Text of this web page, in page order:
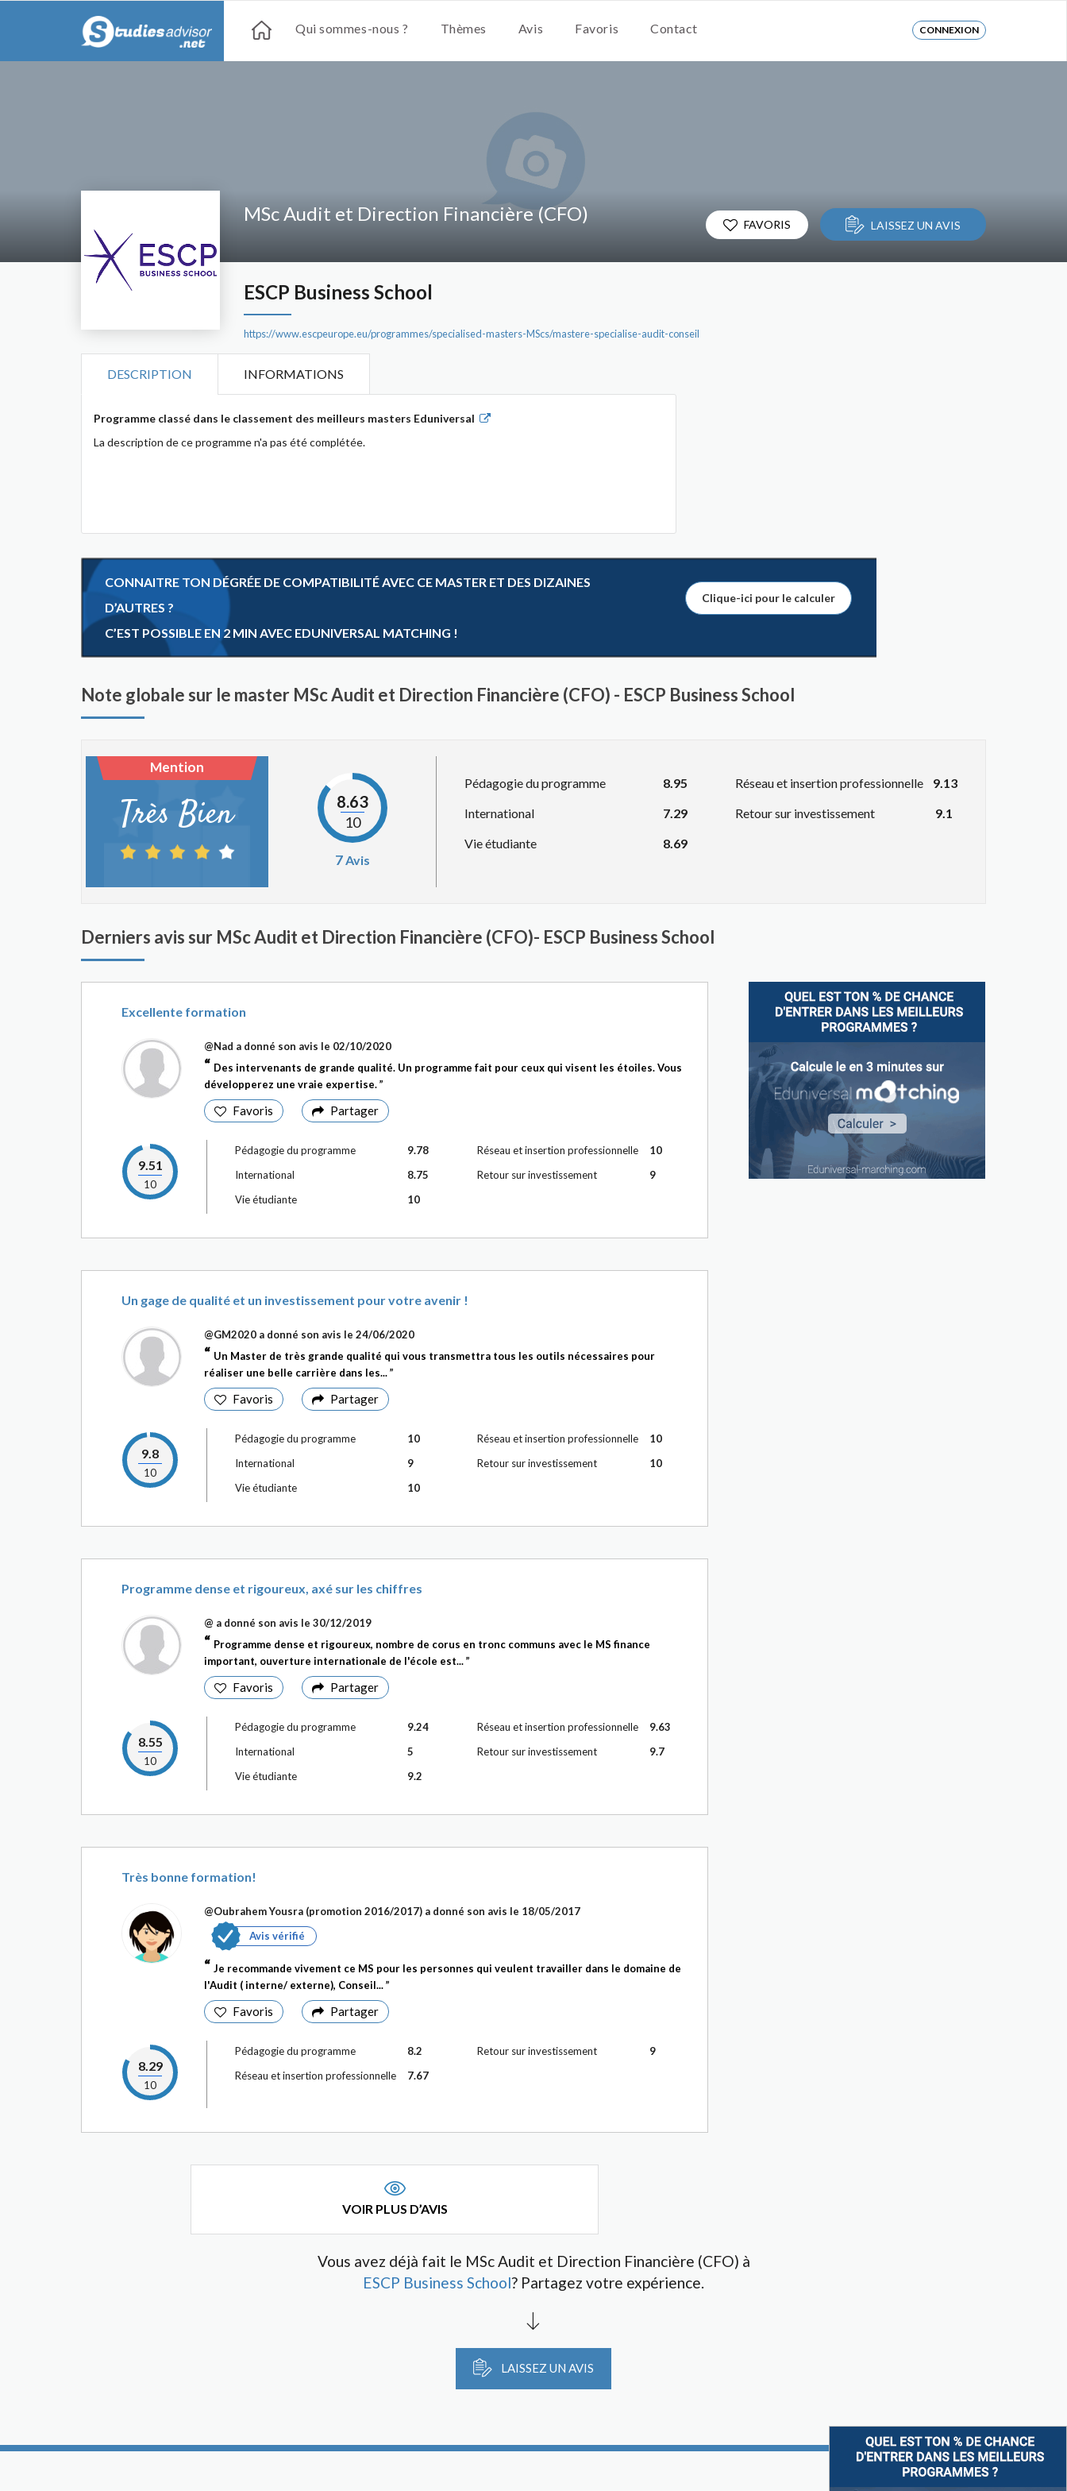
Qui sommes-nous ? Thèmes Avis Favoris Contact CONNEXION
MSc Audit et Direction Financière (CFO)
ESCP Business School
https://www.escpeurope.eu/programmes/specialised-masters-MScs/mastere-specialise-audit-conseil
FAVORIS LAISSEZ UN AVIS
DESCRIPTION INFORMATIONS
Programme classé dans le classement des meilleurs masters Eduniversal
La description de ce programme n'a pas été complétée.
CONNAITRE TON DÉGRÉE DE COMPATIBILITÉ AVEC CE MASTER ET DES DIZAINES
D’AUTRES ?
C’EST POSSIBLE EN 2 MIN AVEC EDUNIVERSAL MATCHING !
Clique-ici pour le calculer
Note globale sur le master MSc Audit et Direction Financière (CFO) - ESCP Business School
Mention
Très Bien 8.63
10
7 Avis
Pédagogie du programme
8.95
International
7.29
Vie étudiante
8.69
Réseau et insertion professionnelle
9.13
Retour sur investissement
9.1
Derniers avis sur MSc Audit et Direction Financière (CFO)- ESCP Business School
Excellente formation
@Nad a donné son avis le 02/10/2020
Des intervenants de grande qualité. Un programme fait pour ceux qui visent les étoiles. Vous
développerez une vraie expertise.
Favoris Partager
9.51
10
Pédagogie du programme
9.78
International
8.75
Vie étudiante
10
Réseau et insertion professionnelle
10
Retour sur investissement
9
Un gage de qualité et un investissement pour votre avenir !
@GM2020 a donné son avis le 24/06/2020
Un Master de très grande qualité qui vous transmettra tous les outils nécessaires pour
réaliser une belle carrière dans les...
Favoris Partager
9.8
10
Pédagogie du programme
10
International
9
Vie étudiante
10
Réseau et insertion professionnelle
10
Retour sur investissement
10
Programme dense et rigoureux, axé sur les chiffres
@ a donné son avis le 30/12/2019
Programme dense et rigoureux, nombre de corus en tronc communs avec le MS finance
important, ouverture internationale de l'école est...
Favoris Partager
8.55
10
Pédagogie du programme
9.24
International
5
Vie étudiante
9.2
Réseau et insertion professionnelle
9.63
Retour sur investissement
9.7
Très bonne formation!
@Oubrahem Yousra (promotion 2016/2017) a donné son avis le 18/05/2017
Avis vérifié
Je recommande vivement ce MS pour les personnes qui veulent travailler dans le domaine de
l'Audit ( interne/ externe), Conseil...
Favoris Partager
8.29
10
Pédagogie du programme
8.2
Réseau et insertion professionnelle
7.67
Retour sur investissement 9
VOIR PLUS D’AVIS
Vous avez déjà fait le MSc Audit et Direction Financière (CFO) à
ESCP Business School? Partagez votre expérience.
LAISSEZ UN AVIS